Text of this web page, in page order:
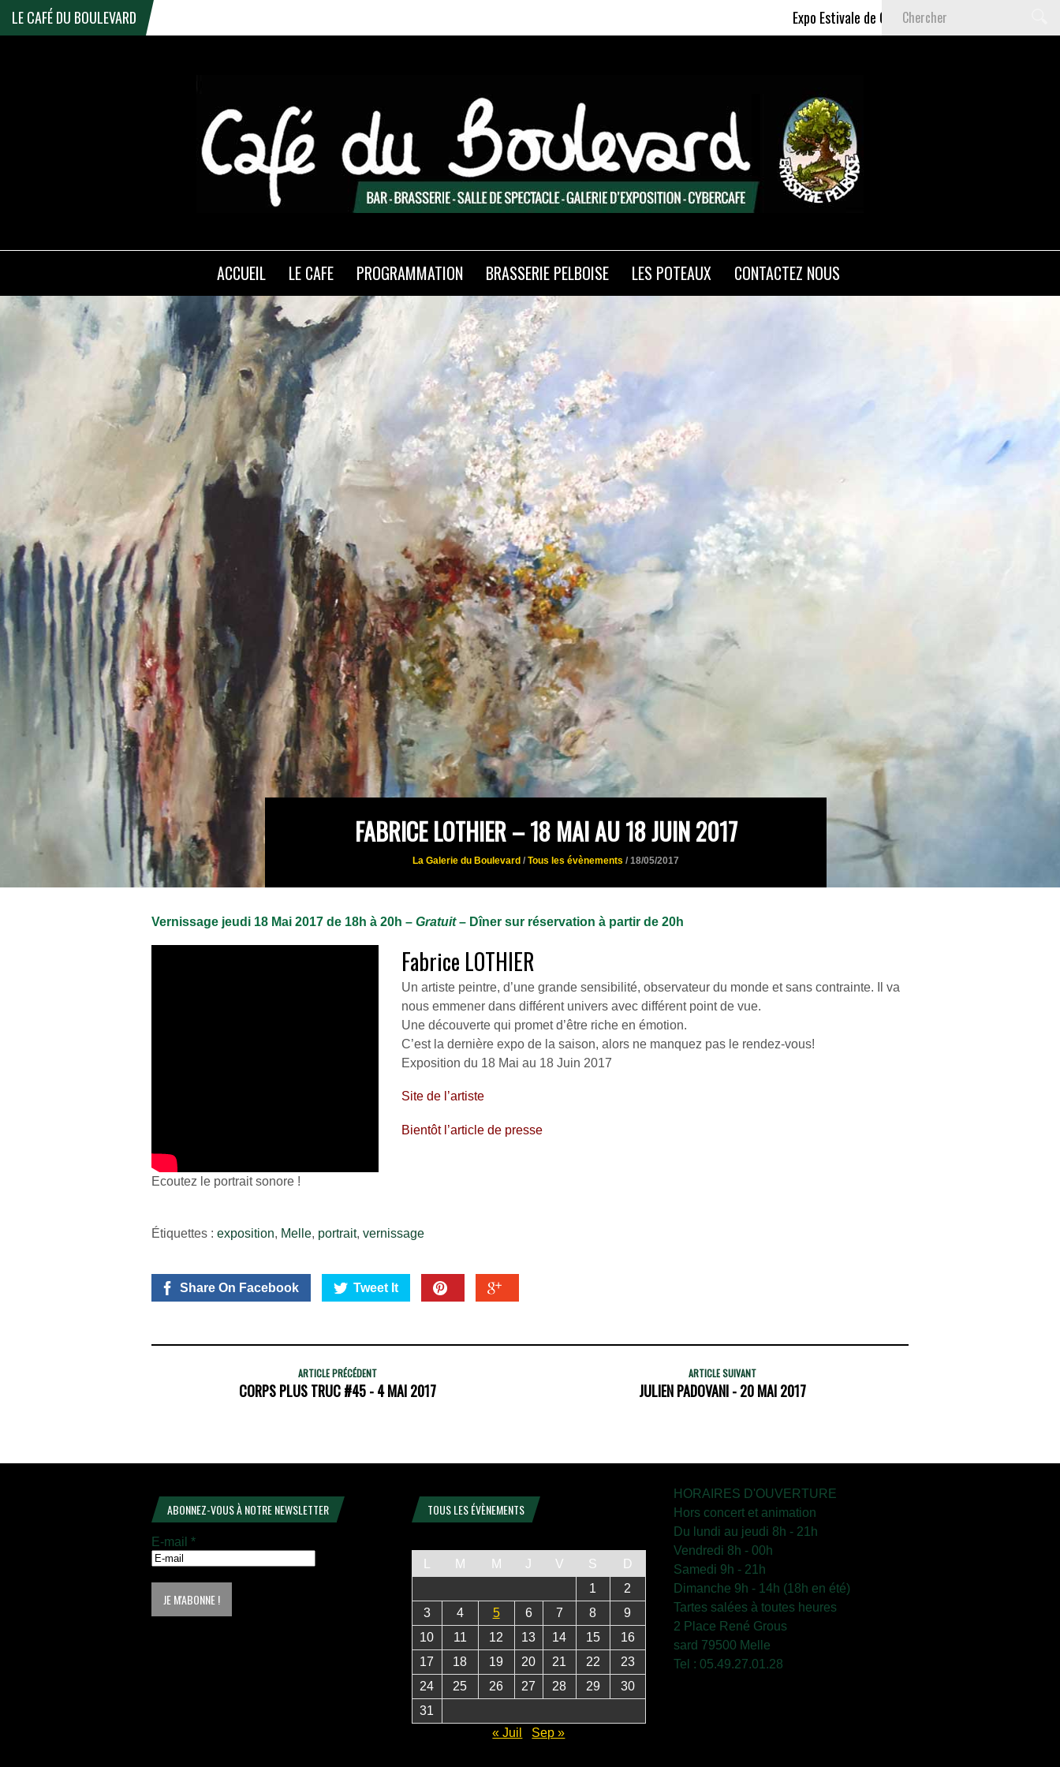
LE CAFÉ DU BOULEVARD Expo Estivale de Céline DELAS - Du 9 Juillet au 6
ACCUEIL LE CAFE PROGRAMMATION BRASSERIE PELBOISE LES POTEAUX CONTACTEZ NOUS
FABRICE LOTHIER – 18 MAI AU 18 JUIN 2017
La Galerie du Boulevard / Tous les évènements / 18/05/2017
Vernissage jeudi 18 Mai 2017 de 18h à 20h – Gratuit– Dîner sur réservation à partir de 20h
Ecoutez le portrait sonore !
Fabrice LOTHIER
Un artiste peintre, d’une grande sensibilité, observateur du monde et sans contrainte. Il va
nous emmener dans différent univers avec différent point de vue.
Une découverte qui promet d’être riche en émotion.
C’est la dernière expo de la saison, alors ne manquez pas le rendez-vous!
Exposition du 18 Mai au 18 Juin 2017
Site de l’artiste
Bientôt l’article de presse
Étiquettes : exposition, Melle, portrait, vernissage
Share On Facebook Tweet It
ARTICLE PRÉCÉDENT
CORPS PLUS TRUC #45 - 4 MAI 2017
ARTICLE SUIVANT
JULIEN PADOVANI - 20 MAI 2017
ABONNEZ-VOUS À NOTRE NEWSLETTER
E-mail *
TOUS LES ÉVÈNEMENTS
M M J V S
D
1
2
3
4 5 6 7 8
9
10
11 12 13 14 15
16
17
18 19 20 21 22
23
24
25 26 27 28 29
30
31
« Juil
Sep »
HORAIRES D'OUVERTURE
Hors concert et animation
Du lundi au jeudi 8h - 21h
Vendredi 8h - 00h
Samedi 9h - 21h
Dimanche 9h - 14h (18h en été)
Tartes salées à toutes heures
2 Place René Grous
sard 79500 Melle
Tel : 05.49.27.01.28